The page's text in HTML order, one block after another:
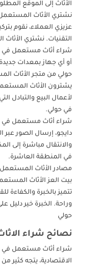
الأثاث إلى الموقع
نشتري الأثاث
عزيزي العملاء، نقوم
التقنيات. نشتري
شراء أثاث مستعمل في
أو أي جهاز بمعدات
حولي من متجر الأثاث
يشترون الأثاث
لأعمال البيع والتبادل
في حولي.
شراء أثاث مستعمل في
دايجو، إرسال الصور عبر
والانتقال مباشرة إلى
في المنطقة العاشرة.
مصادر الأثاث
بيت العز الأثاث
تتميز بالخبرة والكفاءة
وراحة. الخبرة خير دليل
حولي
نصائح شراء
شراء أثاث مستعمل في
الاقتصادية، يتجه كثير